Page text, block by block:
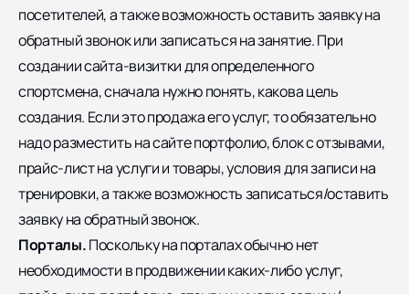
посетителей, а также возможность оставить заявку на
обратный звонок или записаться на занятие. При
создании сайта-визитки для определенного
спортсмена, сначала нужно понять, какова цель
создания. Если это продажа его услуг, то обязательно
надо разместить на сайте портфолио, блок с отзывами,
прайс-лист на услуги и товары, условия для записи на
тренировки, а также возможность записаться/оставить
заявку на обратный звонок.
Порталы.Поскольку на порталах обычно нет
необходимости в продвижении каких-либо услуг,